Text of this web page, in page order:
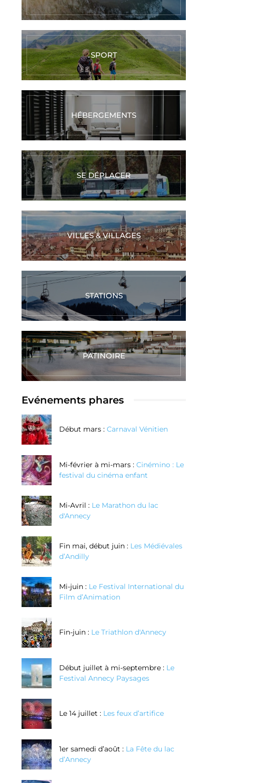
SPORT
HÉBERGEMENTS
SE DÉPLACER
VILLES & VILLAGES
STATIONS
PATINOIRE
Evénements phares
Début mars : Carnaval Vénitien
Mi-février à mi-mars : Cinémino : Le
festival du cinéma enfant
Mi-Avril : Le Marathon du lac
d'Annecy
Fin mai, début juin : Les Médiévales
d’Andilly
Mi-juin : Le Festival International du
Film d’Animation
Fin-juin : Le Triathlon d'Annecy
Début juillet à mi-septembre : Le
Festival Annecy Paysages
Le 14 juillet : Les feux d’artifice
1er samedi d’août : La Fête du lac
d’Annecy